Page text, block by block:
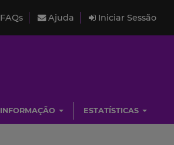
FAQs Ajuda Iniciar Sessão
INFORMAÇÃO ESTATÍSTICAS